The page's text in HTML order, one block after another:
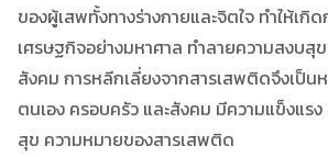
ของผู้เสพทั้งทางร่างกายและจิตใจ ทำให้เกิ
เศรษฐกิจอย่างมหาศาล ทำลายความสงบสุ
สังคม การหลีกเลี่ยงจากสารเสพติดจึงเป็น
ตนเอง ครอบครัว และสังคม มีความแข็งแร
สุข ความหมายของสารเสพติด